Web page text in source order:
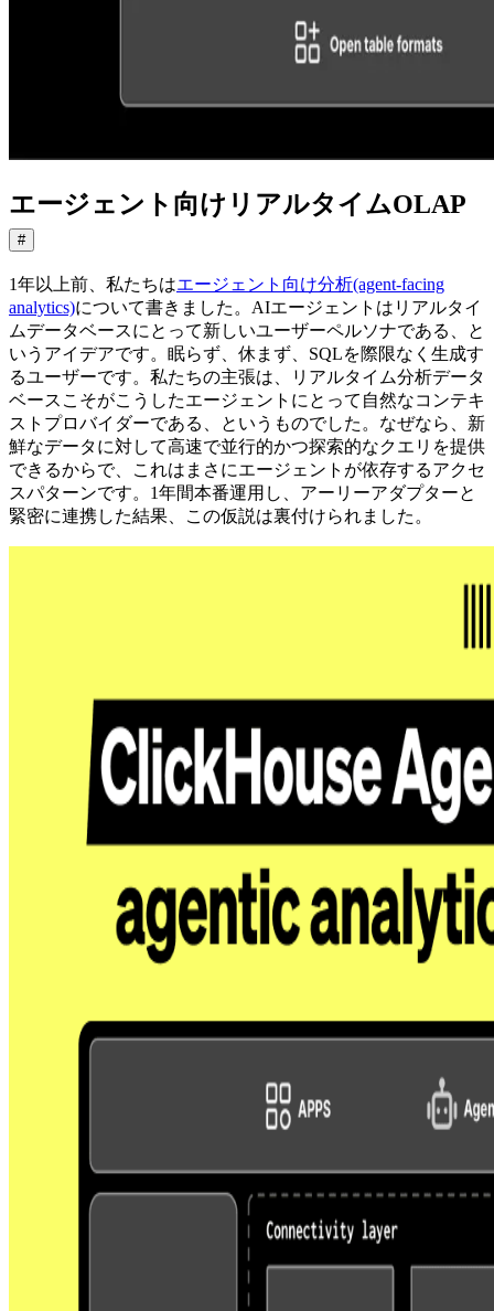
エージェント向けリアルタイムOLAP
#
1年以上前、私たちはエージェント向け分析(agent-facing
analytics)について書きました。AIエージェントはリアルタイ
ムデータベースにとって新しいユーザーペルソナである、と
いうアイデアです。眠らず、休まず、SQLを際限なく生成す
るユーザーです。私たちの主張は、リアルタイム分析データ
ベースこそがこうしたエージェントにとって自然なコンテキ
ストプロバイダーである、というものでした。なぜなら、新
鮮なデータに対して高速で並行的かつ探索的なクエリを提供
できるからで、これはまさにエージェントが依存するアクセ
スパターンです。1年間本番運用し、アーリーアダプターと
緊密に連携した結果、この仮説は裏付けられました。